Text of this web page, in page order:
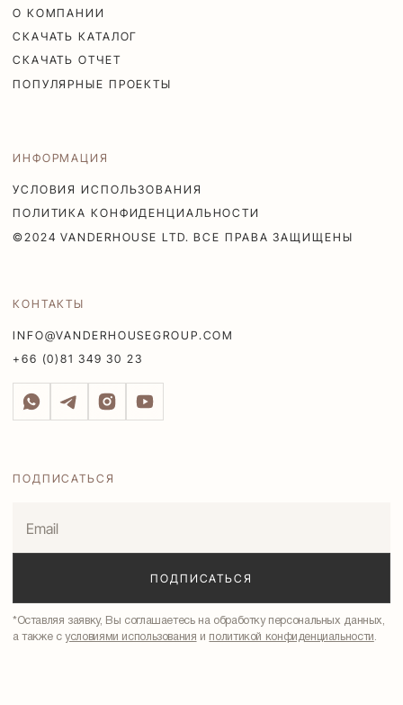
ИНФОРМАЦИЯ
УСЛОВИЯ ИСПОЛЬЗОВАНИЯ
ПОЛИТИКА КОНФИДЕНЦИАЛЬНОСТИ
©2024 VANDERHOUSE LTD. ВСЕ ПРАВА ЗАЩИЩЕНЫ
О КОМПАНИИ
СКАЧАТЬ КАТАЛОГ
СКАЧАТЬ ОТЧЕТ
ПОПУЛЯРНЫЕ ПРОЕКТЫ
КОНТАКТЫ
INFO@VANDERHOUSEGROUP.COM
+66 (0)81 349 30 23
ПОДПИСАТЬСЯ
*Оставляя заявку, Вы соглашаетесь на обработку персональных данных,
а также сусловиями использования и политикой конфиденциальности